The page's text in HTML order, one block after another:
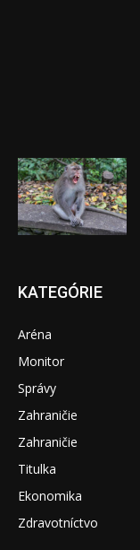
KATEGÓRIE
Aréna
Monitor
Správy
Zahraničie
Zahraničie
Titulka
Ekonomika
Zdravotníctvo